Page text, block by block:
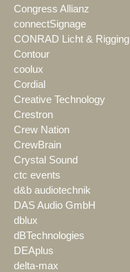
Congress Allianz
connectSignage
CONRAD Licht & Rigging
Contour
coolux
Cordial
Creative Technology
Crestron
Crew Nation
CrewBrain
Crystal Sound
ctc events
d&b audiotechnik
DAS Audio GmbH
dblux
dBTechnologies
DEAplus
delta-max